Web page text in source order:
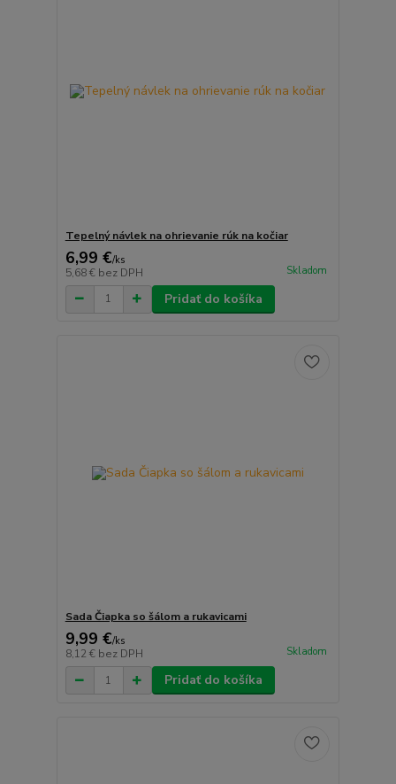
Tepelný návlek na ohrievanie rúk na kočiar
6,99 €/ks
5,68 € bez DPH Skladom
Pridať do košíka
Sada Čiapka so šálom a rukavicami
9,99 €/ks
8,12 € bez DPH Skladom
Pridať do košíka